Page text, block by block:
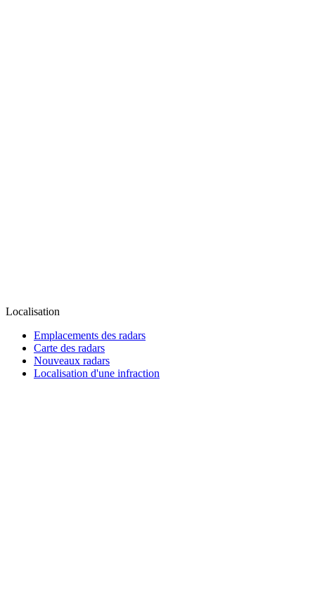
Localisation
Emplacements des radars
Carte des radars
Nouveaux radars
Localisation d'une infraction